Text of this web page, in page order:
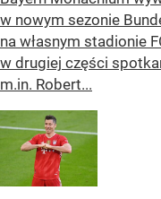
w nowym sezonie
na własnym stadionie
w drugiej części
m.in. Robert...